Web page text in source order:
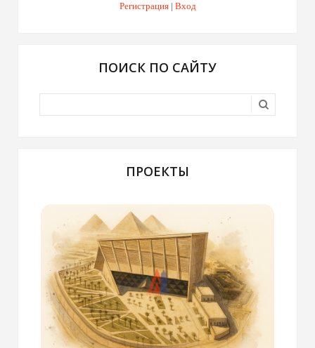
Регистрация| Вход
ПОИСК ПО САЙТУ
ПРОЕКТЫ